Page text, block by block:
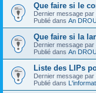
Que faire si le
Dernier message par
Publié dans An
Que faire si la
Dernier message par
Publié dans An
Liste des LIPs
Dernier message par
Publié dans